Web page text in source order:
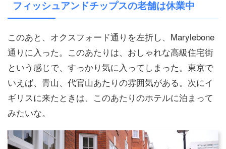
フィッシュアンドチップスの老舗は休業中
このあと、オクスフォード通りを左折し、Marylebone
通りに入った。このあたりは、おしゃれな高級住宅街
という感じで、すっかり気に入ってしまった。東京で
いえば、青山、代官山あたりの雰囲気がある。次にイ
ギリスに来たときは、このあたりのホテルに泊まって
みたいな。